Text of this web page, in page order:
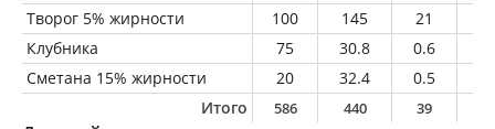
Творог 5% жирности
100 145 21
Клубника
75 30.8 0.6
Сметана 15% жирности
20 32.4 0.5
Итого
586 440 39